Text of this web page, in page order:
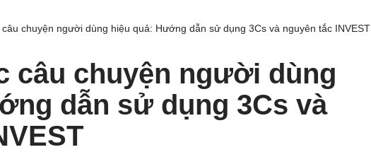
chuyện người dùng hiệu quả: Hướng dẫn sử dụng 3Cs và nguyên tắc INVEST
câu chuyện người dùng
dẫn sử dụng 3Cs và